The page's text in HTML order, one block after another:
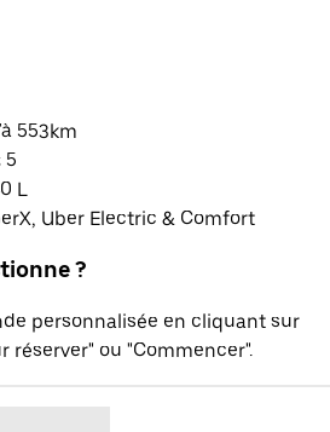
553km
5
L
Uber Electric & Comfort
?
personnalisée en cliquant sur
réserver" ou "Commencer".